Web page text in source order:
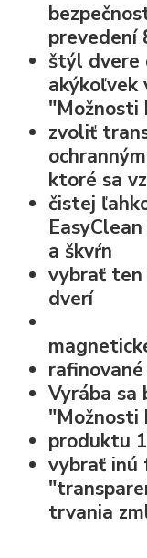
prevedení
štýl dvere
akýkoľvek
"Možnosti
zvoliť
ktoré sa
čistej
EasyClean
a škvŕn
vybrať ten
dverí
Vyrába sa
"Možnosti
produktu
vybrať inú
trvania